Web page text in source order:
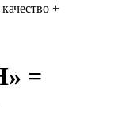
+
=